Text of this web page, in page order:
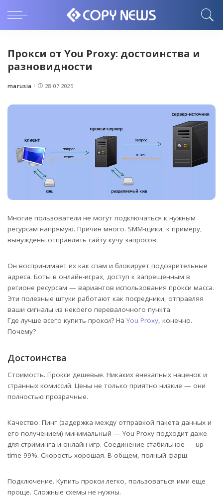
Прокси от You Proxy: достоинства и
разновидности
Posted
marusia 28.07.2025
Многие пользователи не могут подключаться к нужным
ресурсам напрямую. Причин много. SMM-щики, к примеру,
вынуждены отправлять сайту кучу запросов.
Он воспринимает их как спам и блокирует подозрительные
адреса. Боты в онлайн-играх, доступ к запрещенным в
регионе ресурсам — вариантов использования прокси масса.
Эти полезные штуки работают как посредники, отправляя
ваши сигналы из некоего перевалочного пункта.
Где лучше всего купить прокси? На You Proxy, конечно.
Почему?
Достоинства
Стоимость. Прокси дешевые. Никаких внезапных наценок и
странных комиссий. Цены не только приятно низкие — они
полностью прозрачные.
Качество. Пинг (задержка между отправкой пакета данных и
его получением) минимальный — You Proxy подходит даже
для стриминга и онлайн-игр. Соединение стабильное — up
time 99%. Скорость хорошая. В общем, полный фарш.
Подключение. Купить прокси легко, пользоваться ими еще
проще. Сложные схемы не нужны.